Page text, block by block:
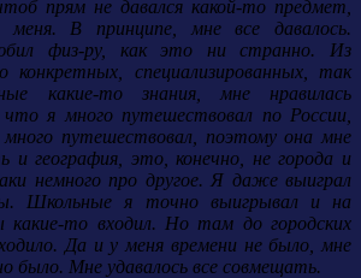
прям не давался какой-то предмет,
В принципе, мне все давалось.
физ-ру, как это ни странно. Из
конкретных, специализированных, так
какие-то знания, мне нравилась
я много путешествовал по России,
путешествовал, поэтому она мне
и география, это, конечно, не города и
немного про другое. Я даже выиграл
Школьные я точно выигрывал и на
какие-то входил. Но там до городских
Да и у меня времени не было, мне
было. Мне удавалось все совмещать.